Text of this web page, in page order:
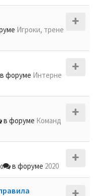
Игроки, трене
в форуме Интерне
в форуме Команд
в форуме 2020